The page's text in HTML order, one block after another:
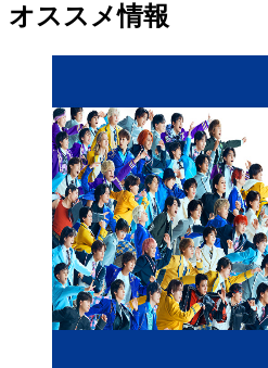
オススメ情報